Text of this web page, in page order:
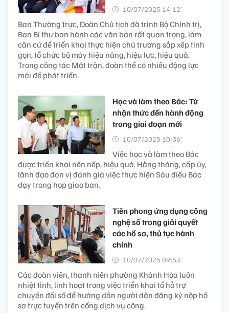
10/07/2025 14:12’
Ban Thường trực, Đoàn Chủ tịch đã trình Bộ Chính trị,
Ban Bí thư ban hành các văn bản rất quan trọng, làm
căn cứ để triển khai thực hiện chủ trương sắp xếp tinh
gọn, tổ chức bộ máy hiệu năng, hiệu lực, hiệu quả.
Trong công tác Mặt trận, đoàn thể có nhiều động lực
mới để phát triển.
Học và làm theo Bác: Từ
nhận thức đến hành động
trong giai đoạn mới
10/07/2025 10:36’
Việc học và làm theo Bác
được triển khai nền nếp, hiệu quả. Hằng tháng, cấp ủy,
lãnh đạo đơn vị đánh giá việc thực hiện Sáu điều Bác
dạy trong họp giao ban.
Tiên phong ứng dụng công
nghệ số trong giải quyết
các hồ sơ, thủ tục hành
chính ​
10/07/2025 09:53’
Các đoàn viên, thanh niên phường Khánh Hòa luôn
nhiệt tình, linh hoạt trong việc triển khai tổ hỗ trợ
chuyển đổi số để hướng dẫn người dân đăng ký nộp hồ
sơ trực tuyến trên cổng dịch vụ công.